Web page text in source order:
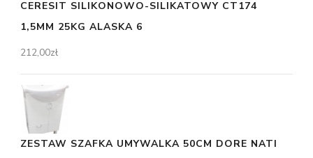
CERESIT SILIKONOWO-SILIKATOWY CT174
1,5MM 25KG ALASKA 6
212,00zł
ZESTAW SZAFKA UMYWALKA 50CM DORE NATI